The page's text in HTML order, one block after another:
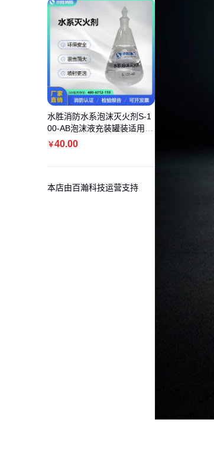
水胜消防水系泡沫灭火剂S-1
00-AB泡沫液充装罐装适用于
ABCE类火灾
￥40.00
本店由百瀚科技运营支持